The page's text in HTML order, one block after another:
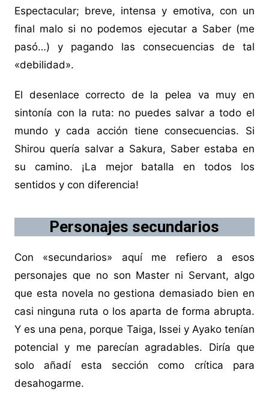
Espectacular; breve, intensa y emotiva, con un
final malo si no podemos ejecutar a Saber (me
pasó…) y pagando las consecuencias de tal
«debilidad».
El desenlace correcto de la pelea va muy en
sintonía con la ruta: no puedes salvar a todo el
mundo y cada acción tiene consecuencias. Si
Shirou quería salvar a Sakura, Saber estaba en
su camino. ¡La mejor batalla en todos los
sentidos y con diferencia!
Personajes secundarios
Con «secundarios» aquí me refiero a esos
personajes que no son Master ni Servant, algo
que esta novela no gestiona demasiado bien en
casi ninguna ruta o los aparta de forma abrupta.
Y es una pena, porque Taiga, Issei y Ayako tenían
potencial y me parecían agradables. Diría que
solo añadí esta sección como crítica para
desahogarme.